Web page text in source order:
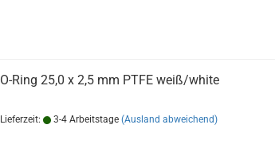
O-Ring 25,0 x 2,5 mm PTFE weiß/white
Lieferzeit: 3-4 Arbeitstage (Ausland abweichend)